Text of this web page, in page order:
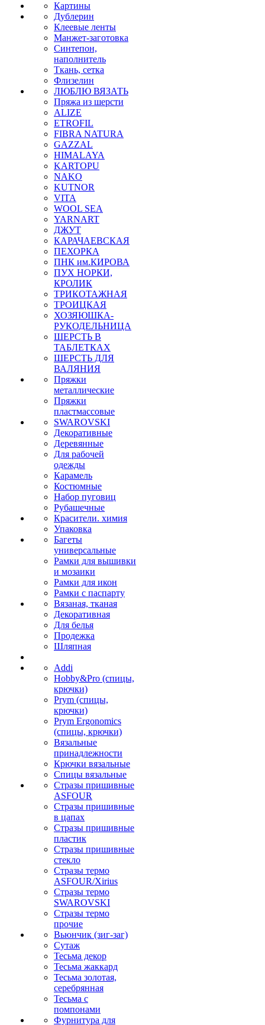
Картины
Дублерин
Клеевые ленты
Манжет-заготовка
Синтепон,
наполнитель
Ткань, сетка
Флизелин
ЛЮБЛЮ ВЯЗАТЬ
Пряжа из шерсти
ALIZE
ETROFIL
FIBRA NATURA
GAZZAL
HIMALAYA
KARTOPU
NAKO
KUTNOR
VITA
WOOL SEA
YARNART
ДЖУТ
КАРАЧАЕВСКАЯ
ПЕХОРКА
ПНК им.КИРОВА
ПУХ НОРКИ,
КРОЛИК
ТРИКОТАЖНАЯ
ТРОИЦКАЯ
ХОЗЯЮШКА-
РУКОДЕЛЬНИЦА
ШЕРСТЬ В
ТАБЛЕТКАХ
ШЕРСТЬ ДЛЯ
ВАЛЯНИЯ
Пряжки
металлические
Пряжки
пластмассовые
SWAROVSKI
Декоративные
Деревянные
Для рабочей
одежды
Карамель
Костюмные
Набор пуговиц
Рубашечные
Красители. химия
Упаковка
Багеты
универсальные
Рамки для вышивки
и мозаики
Рамки для икон
Рамки с паспарту
Вязаная, тканая
Декоративная
Для белья
Продежка
Шляпная
Addi
Hobby&Pro (спицы,
крючки)
Prym (спицы,
крючки)
Prym Ergonomics
(спицы, крючки)
Вязальные
принадлежности
Крючки вязальные
Спицы вязальные
Стразы пришивные
ASFOUR
Стразы пришивные
в цапах
Стразы пришивные
пластик
Стразы пришивные
стекло
Стразы термо
ASFOUR/Xirius
Стразы термо
SWAROVSKI
Стразы термо
прочие
Вьюнчик (зиг-заг)
Сутаж
Тесьма декор
Тесьма жаккард
Тесьма золотая,
серебрянная
Тесьма с
помпонами
Фурнитура для